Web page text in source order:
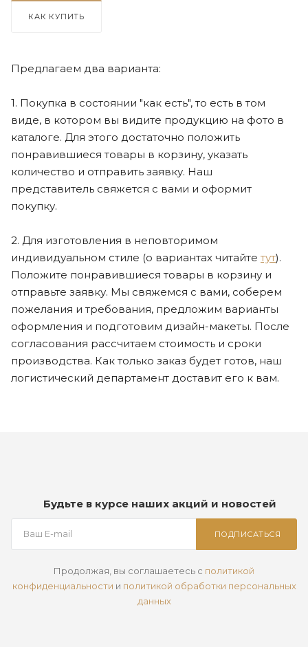
КАК КУПИТЬ
Предлагаем два варианта:
1. Покупка в состоянии "как есть", то есть в том
виде, в котором вы видите продукцию на фото в
каталоге. Для этого достаточно положить
понравившиеся товары в корзину, указать
количество и отправить заявку. Наш
представитель свяжется с вами и оформит
покупку.
2. Для изготовления в неповторимом
индивидуальном стиле (о вариантах читайте тут).
Положите понравившиеся товары в корзину и
отправьте заявку. Мы свяжемся с вами, соберем
пожелания и требования, предложим варианты
оформления и подготовим дизайн-макеты. После
согласования рассчитаем стоимость и сроки
производства. Как только заказ будет готов, наш
логистический департамент доставит его к вам.
Будьте в курсе наших акций и новостей
ПОДПИСАТЬСЯ
Продолжая, вы соглашаетесь с политикой
конфиденциальности и политикой обработки персональных
данных